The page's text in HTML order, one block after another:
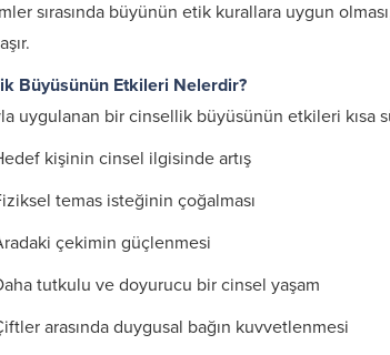
sırasında büyünün etik kurallara uygun
Büyüsünün Etkileri Nelerdir?
uygulanan bir cinsellik büyüsünün etkileri kısa
kişinin cinsel ilgisinde artış
temas isteğinin çoğalması
çekimin güçlenmesi
tutkulu ve doyurucu bir cinsel yaşam
arasında duygusal bağın kuvvetlenmesi
Muhabbeti Artıran